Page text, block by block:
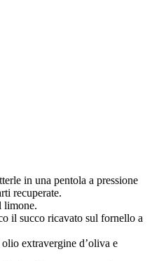
in una pentola a pressione
recuperate.
limone.
il succo ricavato sul fornello a
extravergine d’oliva e